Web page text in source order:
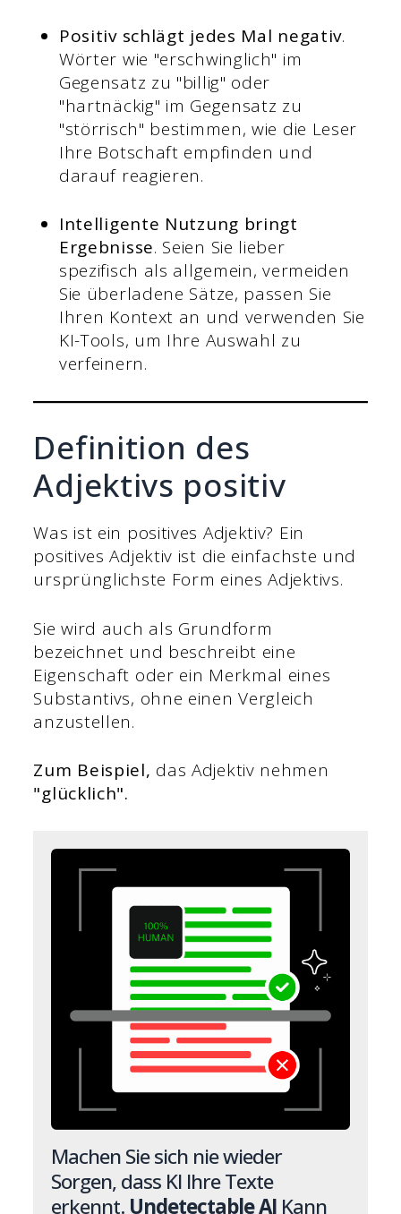
Positiv schlägt jedes Mal negativ.
Wörter wie "erschwinglich" im
Gegensatz zu "billig" oder
"hartnäckig" im Gegensatz zu
"störrisch" bestimmen, wie die Leser
Ihre Botschaft empfinden und
darauf reagieren.
Intelligente Nutzung bringt
Ergebnisse. Seien Sie lieber
spezifisch als allgemein, vermeiden
Sie überladene Sätze, passen Sie
Ihren Kontext an und verwenden Sie
KI-Tools, um Ihre Auswahl zu
verfeinern.
Definition des
Adjektivs positiv
Was ist ein positives Adjektiv? Ein
positives Adjektiv ist die einfachste und
ursprünglichste Form eines Adjektivs.
Sie wird auch als Grundform
bezeichnet und beschreibt eine
Eigenschaft oder ein Merkmal eines
Substantivs, ohne einen Vergleich
anzustellen.
Zum Beispiel, das Adjektiv nehmen
"glücklich".
Machen Sie sich nie wieder
Sorgen, dass KI Ihre Texte
erkennt. Undetectable AI Kann